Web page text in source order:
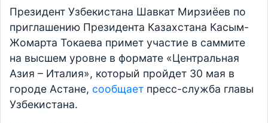
Президент Узбекистана Шавкат Мирзиёев по
приглашению Президента Казахстана Касым-
Жомарта Токаева примет участие в саммите
на высшем уровне в формате «Центральная
Азия – Италия», который пройдет 30 мая в
городе Астане, сообщает пресс-служба главы
Узбекистана.